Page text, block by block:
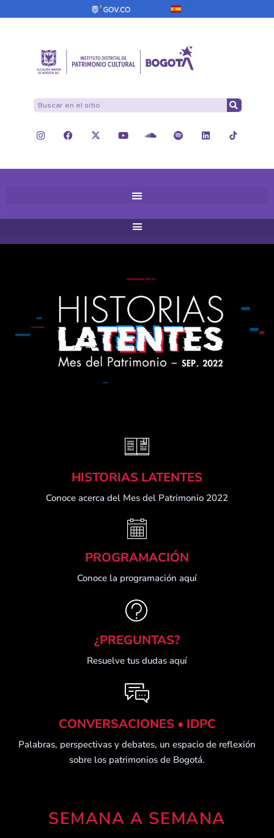
HISTORIAS LATENTES
Conoce acerca del Mes del Patrimonio 2022
PROGRAMACIÓN
Conoce la programación aquí
¿PREGUNTAS?
Resuelve tus dudas aquí
CONVERSACIONES • IDPC
Palabras, perspectivas y debates, un espacio de reflexión
sobre los patrimonios de Bogotá.
SEMANA A SEMANA